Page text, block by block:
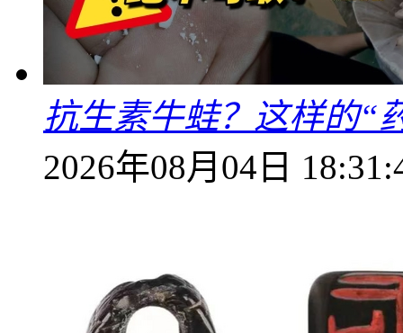
抗生素牛蛙？这样的“
2026年08月04日